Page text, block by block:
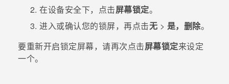
在设备安全下，点击屏幕锁定。
进入或确认您的锁屏，再点击无 > 是，删除。
要重新开启锁定屏幕，请再次点击屏幕锁定来设定
一个。